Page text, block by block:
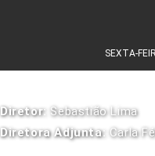
SEXTA-
Diretor: Sebastião Lima
Diretora Adjunta: Carla